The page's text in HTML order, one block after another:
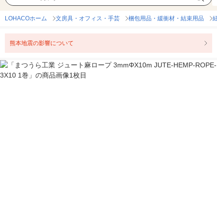
LOHACOホーム 文房具・オフィス・手芸 梱包用品・緩衝材・結束用品
熊本地震の影響について